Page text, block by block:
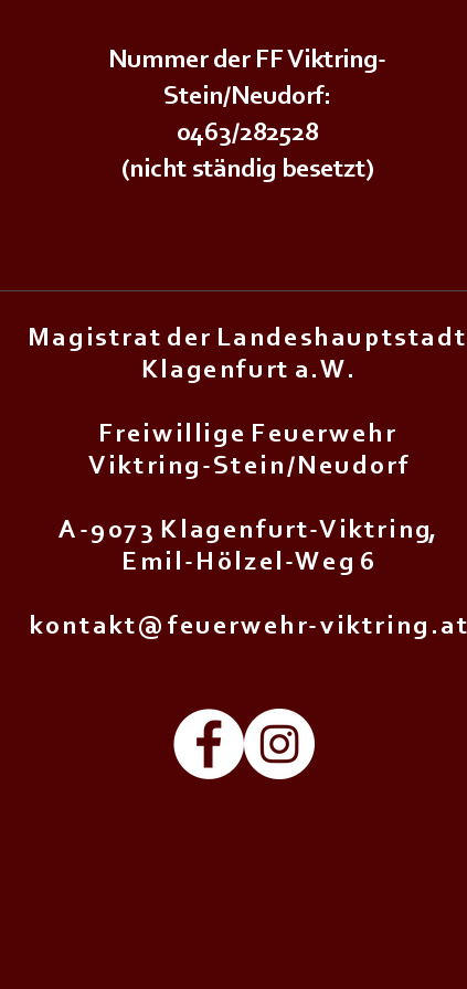
Nummer der FF Viktring-
Stein/Neudorf:
0463/282528
(nicht ständig besetzt)
M a g i s t r a t d e r L a n d e s h a u p t s t a d t
K l a g e n f u r t a . W .
F r e i w i l l i g e F e u e r w e h r
V i k t r i n g - S t e i n / N e u d o r f
A - 9 0 7 3 K l a g e n f u r t - V i k t r i n g,
E m i l - H ö l z e l - W e g 6
k o n t a k t @ f e u e r w e h r - v i k t r i n g . a t